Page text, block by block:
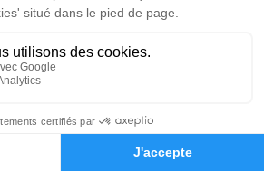
Hommages
Je rends hommage
BOUDRIER 31 Rue Lavoisier
Jallieu